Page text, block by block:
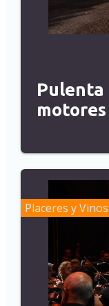
Pulenta
Placeres y Vinos